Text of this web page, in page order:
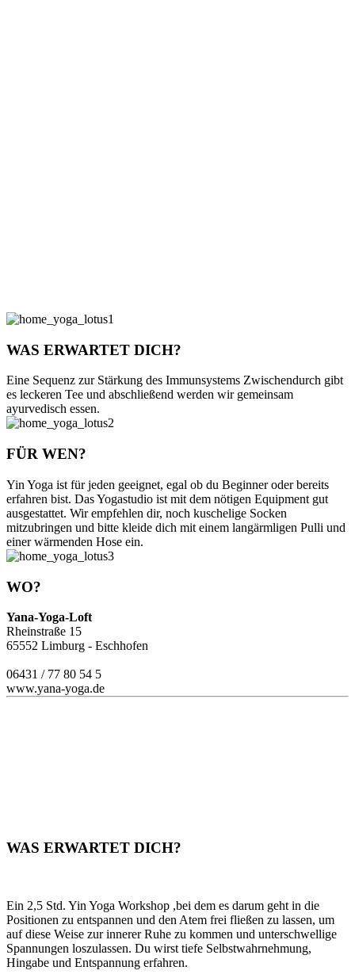
WAS ERWARTET DICH?
Eine Sequenz zur Stärkung des Immunsystems Zwischendurch gibt
es leckeren Tee und abschließend werden wir gemeinsam
ayurvedisch essen.
FÜR WEN?
Yin Yoga ist für jeden geeignet, egal ob du Beginner oder bereits
erfahren bist. Das Yogastudio ist mit dem nötigen Equipment gut
ausgestattet. Wir empfehlen dir, noch kuschelige Socken
mitzubringen und bitte kleide dich mit einem langärmligen Pulli und
einer wärmenden Hose ein.
WO?
Yana-Yoga-Loft
Rheinstraße 15
65552 Limburg - Eschhofen
06431 / 77 80 54 5
www.yana-yoga.de
WAS ERWARTET DICH?
Ein 2,5 Std. Yin Yoga Workshop ,bei dem es darum geht in die
Positionen zu entspannen und den Atem frei fließen zu lassen, um
auf diese Weise zur innerer Ruhe zu kommen und unterschwellige
Spannungen loszulassen. Du wirst tiefe Selbstwahrnehmung,
Hingabe und Entspannung erfahren.